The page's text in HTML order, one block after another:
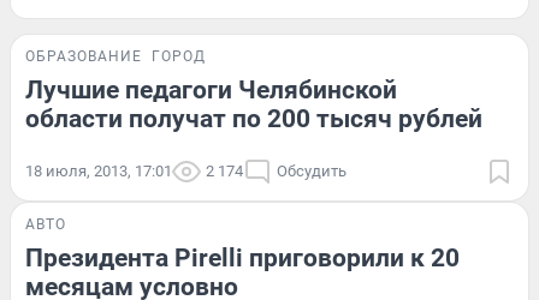
ОБРАЗОВАНИЕ ГОРОД
Лучшие педагоги Челябинской
области получат по 200 тысяч рублей
18 июля, 2013, 17:01 2 174 Обсудить
АВТО
Президента Pirelli приговорили к 20
месяцам условно